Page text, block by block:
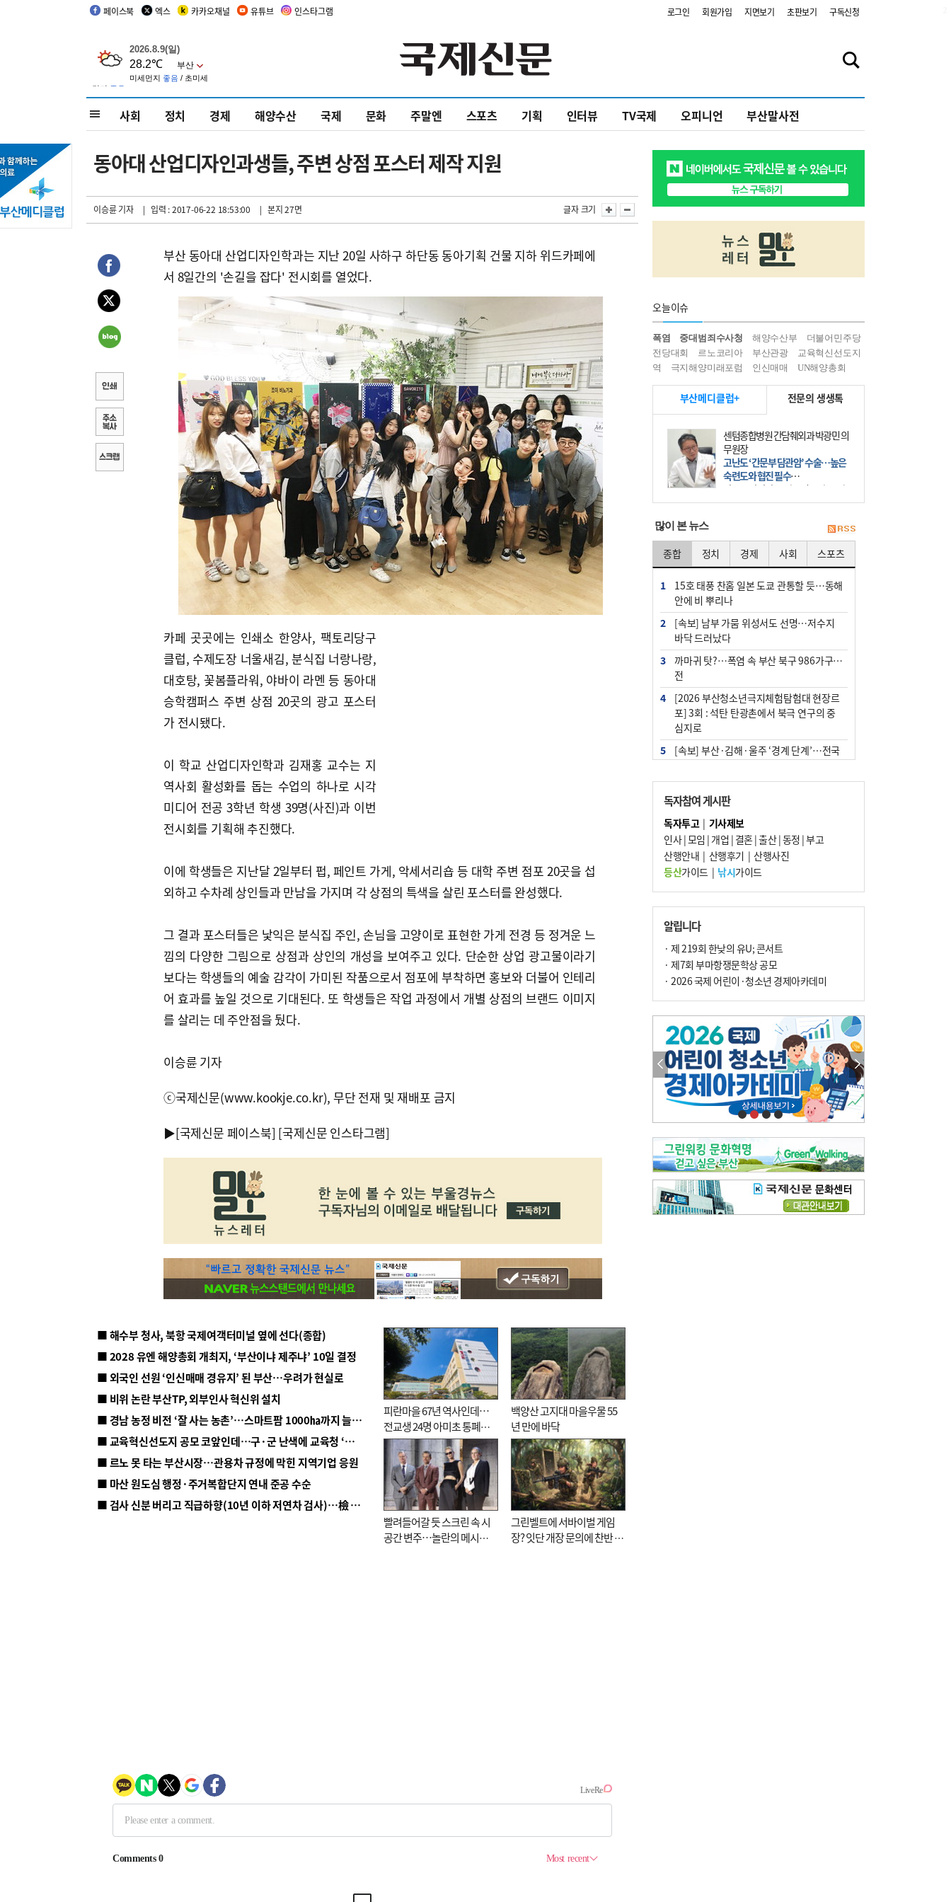
페이스북 엑스 카카오채널 유튜브 인스타그램 로그인 회원가입 지면보기 초판보기 구독신청
사회 정치 경제 해양수산 국제 문화 주말엔 스포츠 기획 인터뷰 TV국제 오피니언 부산말사전
동아대 산업디자인과생들, 주변 상점 포스터 제작 지원
이승륜 기자 | 입력 : 2017-06-22 18:53:00 | 본지 27면 글자 크기
부산 동아대 산업디자인학과는 지난 20일 사하구 하단동 동아기획 건물 지하 위드카페에
서 8일간의 '손길을 잡다' 전시회를 열었다.
카페 곳곳에는 인쇄소 한양사, 팩토리당구
클럽, 수제도장 너울새김, 분식집 너랑나랑,
대호탕, 꽃봄플라워, 야바이 라멘 등 동아대
승학캠퍼스 주변 상점 20곳의 광고 포스터
가 전시됐다.
이 학교 산업디자인학과 김재홍 교수는 지
역사회 활성화를 돕는 수업의 하나로 시각
미디어 전공 3학년 학생 39명(사진)과 이번
전시회를 기획해 추진했다.
이에 학생들은 지난달 2일부터 펍, 페인트 가게, 악세서리숍 등 대학 주변 점포 20곳을 섭
외하고 수차례 상인들과 만남을 가지며 각 상점의 특색을 살린 포스터를 완성했다.
그 결과 포스터들은 낯익은 분식집 주인, 손님을 고양이로 표현한 가게 전경 등 정겨운 느
낌의 다양한 그림으로 상점과 상인의 개성을 보여주고 있다. 단순한 상업 광고물이라기
보다는 학생들의 예술 감각이 가미된 작품으로서 점포에 부착하면 홍보와 더불어 인테리
어 효과를 높일 것으로 기대된다. 또 학생들은 작업 과정에서 개별 상점의 브랜드 이미지
를 살리는 데 주안점을 뒀다.
이승륜 기자
ⓒ국제신문(www.kookje.co.kr), 무단 전재 및 재배포 금지
▶[국제신문 페이스북] [국제신문 인스타그램]
■ 해수부 청사, 북항 국제여객터미널 옆에 선다(종합)
■ 2028 유엔 해양총회 개최지, ‘부산이냐 제주냐’ 10일 결정
■ 외국인 선원 ‘인신매매 경유지’ 된 부산…우려가 현실로
■ 비위 논란 부산TP, 외부인사 혁신위 설치
■ 경남 농정 비전 ‘잘 사는 농촌’…스마트팜 1000㏊까지 늘린다
■ 교육혁신선도지 공모 코앞인데…구·군 난색에 교육청 ‘쩔쩔’
■ 르노 못 타는 부산시장…관용차 규정에 막힌 지역기업 응원
■ 마산 원도심 행정·주거복합단지 연내 준공 수순
■ 검사 신분 버리고 직급하향(10년 이하 저연차 검사)…檢 중수청행 기피
피란마을 67년 역사인데…
전교생 24명 아미초 통폐합
기로
백양산 고지대 마을우물 55
년 만에 바닥
빨려들어갈 듯 스크린 속 시
공간 변주…놀란의 메시지
그린벨트에 서바이벌 게임
장? 잇단 개장 문의에 찬반 논
오늘이슈
폭염 중대범죄수사청 해양수산부
더불어민주당
전당대회
르노코리아 부산관광
교육혁신선도지
역
극지해양미래포럼 인신매매 UN해양총회
부산메디클럽+ 전문의 생생톡
센텀종합병원 간담췌외과 박광민 의
무원장
고난도 ‘간문부 담관암’ 수술…높은
숙련도와 협진 필수
간문부 담관암(클라츠킨 종양)은 좌
우 간에서 나오는, 담관(담즙 배출 경
部)’에 생기는 악성 종양이다. 간동맥
문맥 림프절 담
많이 본 뉴스
종합 정치 경제 사회 스포츠
1
15호 태풍 찬홈 일본 도쿄 관통할 듯…동해
안에 비 뿌리나
2
[속보] 남부 가뭄 위성서도 선명…저수지
바닥 드러났다
3
까마귀 탓?…폭염 속 부산 북구 986가구 정
전
4
[2026 부산청소년극지체험탐험대 현장르
포] 3회 : 석탄 탄광촌에서 북극 연구의 중
심지로
5
[속보] 부산·김해·울주 ‘경계 단계’…전국
위는 지속
7
‘혐오표현’ 쓰면 지방공무원 최대 파면까지
중징계
8
이임생, 홍명보 선임 독단적 결정 아냐…면
담 메모 제출
차 안해
독자참여 게시판
독자투고| 기사제보
인사|모임 | 개업 | 결혼|출산|동정 |부고
산행안내 | 산행후기 | 산행사진
등산가이드| 낚시가이드
알립니다
· 제 219회 한낮의 유U; 콘서트
· 제7회 부마항쟁문학상 공모
· 2026 국제 어린이·청소년 경제아카데미